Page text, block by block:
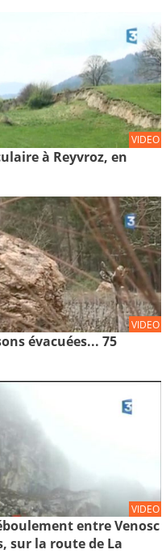
VIDEO
à Reyvroz, en
VIDEO
évacuées... 75
VIDEO
entre Venosc
sur la route de La